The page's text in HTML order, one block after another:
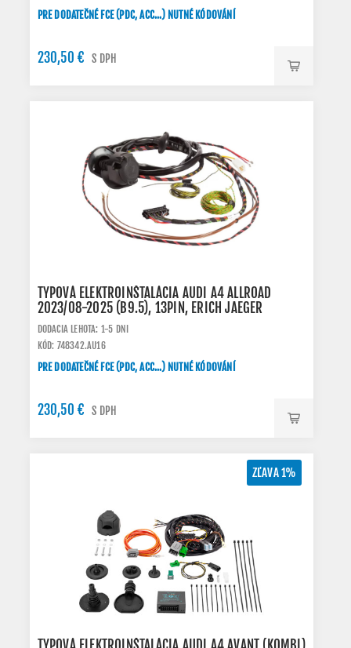
PRE DODATEČNÉ FCE (PDC, ACC...) NUTNÉ KÓDOVÁNÍ
230,50 € S DPH
TYPOVÁ ELEKTROINŠTALÁCIA AUDI A4 ALLROAD
2023/08-2025 (B9.5), 13PIN, ERICH JAEGER
DODACIA LEHOTA: 1-5 DNI
KÓD: 748342.AU16
PRE DODATEČNÉ FCE (PDC, ACC...) NUTNÉ KÓDOVÁNÍ
230,50 € S DPH
ZĽAVA 1%